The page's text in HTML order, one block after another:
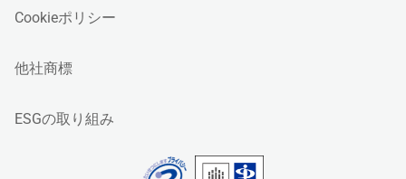
Cookieポリシー
他社商標
ESGの取り組み